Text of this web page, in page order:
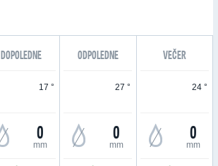
DOPOLEDNE ODPOLEDNE VEČER
17 °
0
mm
27 °
0
mm
24 °
0
mm